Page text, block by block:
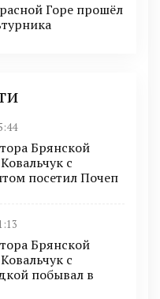
Горе прошёл
Брянской
с
посетил Почеп
Брянской
с
побывал в